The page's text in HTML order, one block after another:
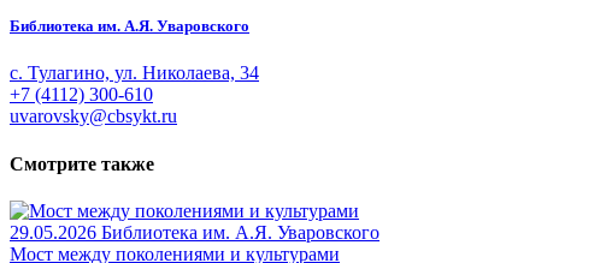
Библиотека им. А.Я. Уваровского
с. Тулагино, ул. Николаева, 34
+7 (4112) 300-610
uvarovsky@cbsykt.ru
Смотрите также
29.05.2026 Библиотека им. А.Я. Уваровского
Мост между поколениями и культурами